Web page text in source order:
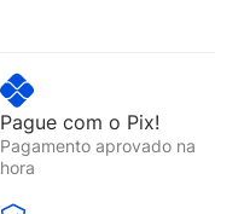
Pague com o Pix!
Pagamento aprovado na
hora